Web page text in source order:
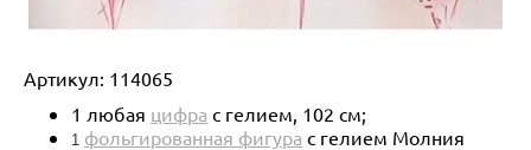
Артикул: 114065
1 любая цифра с гелием, 102 см;
1 фольгированная фигура с гелием Молния